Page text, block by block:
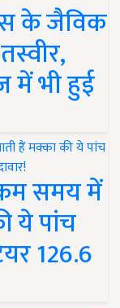
के जैविक
में भी हुई
समय में
ये पांच
126.6